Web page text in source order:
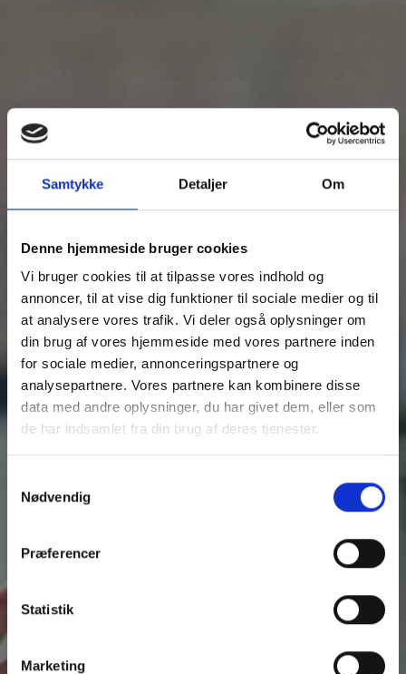
Samtykke Detaljer Om
Denne hjemmeside bruger cookies
Vi bruger cookies til at tilpasse vores indhold og
annoncer, til at vise dig funktioner til sociale medier og til
at analysere vores trafik. Vi deler også oplysninger om
din brug af vores hjemmeside med vores partnere inden
for sociale medier, annonceringspartnere og
analysepartnere. Vores partnere kan kombinere disse
data med andre oplysninger, du har givet dem, eller som
de har indsamlet fra din brug af deres tjenester.
personoplysninger i vores privatlivspolitik, som du
Nødvendig
Præferencer
Statistik
Marketing